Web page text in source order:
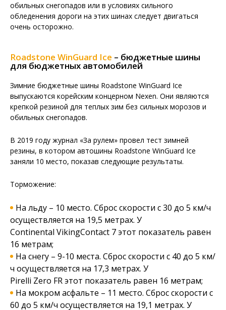
обильных снегопадов или в условиях сильного
обледенения дороги на этих шинах следует двигаться
очень осторожно.
Roadstone WinGuard Ice – бюджетные шины
для бюджетных автомобилей
Зимние бюджетные шины Roadstone WinGuard Ice
выпускаются корейским концерном Nexen. Они являются
крепкой резиной для теплых зим без сильных морозов и
обильных снегопадов.
В 2019 году журнал «За рулем» провел тест зимней
резины, в котором автошины Roadstone WinGuard Ice
заняли 10 место, показав следующие результаты.
Торможение:
На льду – 10 место. Сброс скорости с 30 до 5 км/ч
осуществляется на 19,5 метрах. У
Continental VikingContact 7 этот показатель равен
16 метрам;
На снегу – 9-10 места. Сброс скорости с 40 до 5 км/
ч осуществляется на 17,3 метрах. У
Pirelli Zero FR этот показатель равен 16 метрам;
На мокром асфальте – 11 место. Сброс скорости с
60 до 5 км/ч осуществляется на 19,1 метрах. У